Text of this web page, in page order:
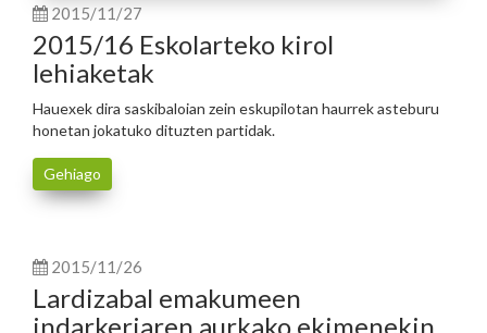
2015/11/27
2015/16 Eskolarteko kirol
lehiaketak
Hauexek dira saskibaloian zein eskupilotan haurrek asteburu
honetan jokatuko dituzten partidak.
Gehiago
2015/11/26
Lardizabal emakumeen
indarkeriaren aurkako ekimenekin